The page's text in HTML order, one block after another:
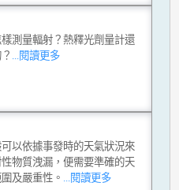
測量輻射？熱釋光劑量計還
...閱讀更多
以依據事發時的天氣狀況來
物質洩漏，便需要準確的天
及嚴重性。
...閱讀更多